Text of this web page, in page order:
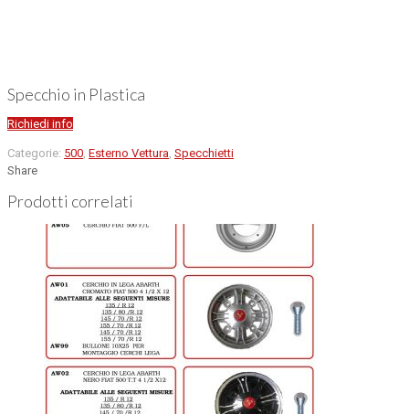
Specchio in Plastica
Richiedi info
Categorie: 500 Esterno Vettura Specchietti
Share
Prodotti correlati